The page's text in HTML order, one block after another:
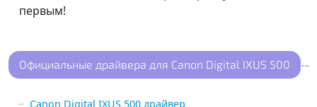
первым!
Официальные драйвера для Canon Digital IXUS 500
Canon Digital IXUS 500 драйвер